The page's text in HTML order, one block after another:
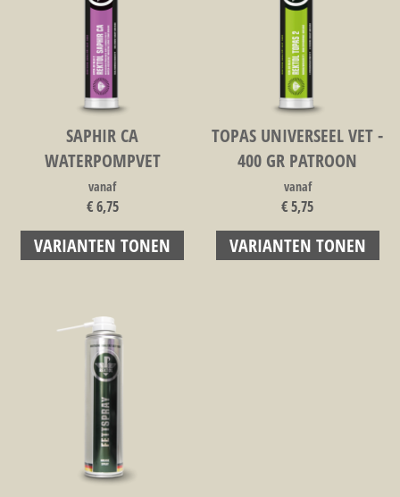
SAPHIR CA
WATERPOMPVET
vanaf
€ 6,75
VARIANTEN TONEN
TOPAS UNIVERSEEL VET -
400 GR PATROON
vanaf
€ 5,75
VARIANTEN TONEN